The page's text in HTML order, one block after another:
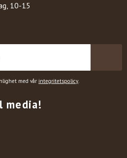
10-15
med vår integritetspolicy.
media!